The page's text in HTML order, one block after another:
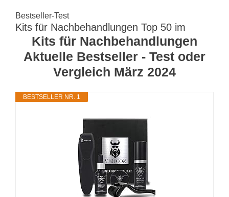
Bestseller-Test
Kits für Nachbehandlungen Top 50 im
Kits für Nachbehandlungen
Aktuelle Bestseller - Test oder
Vergleich März 2024
BESTSELLER NR. 1